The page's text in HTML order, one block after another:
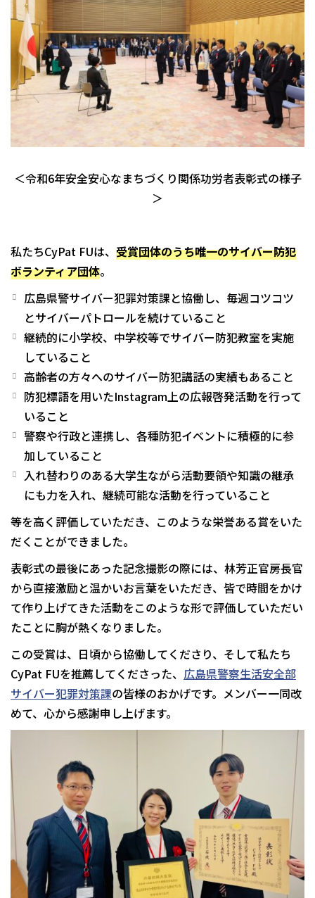
＜令和6年安全安心なまちづくり関係功労者表彰式の様子
＞
私たちCyPat FUは、 受賞団体のうち唯一のサイバー防犯
ボランティア団体。
広島県警サイバー犯罪対策課と協働し、毎週コツコツ
とサイバーパトロールを続けていること
継続的に小学校、中学校等でサイバー防犯教室を実施
していること
高齢者の方々へのサイバー防犯講話の実績もあること
防犯標語を用いたInstagram上の広報啓発活動を行って
いること
警察や行政と連携し、各種防犯イベントに積極的に参
加していること
入れ替わりのある大学生ながら活動要領や知識の継承
にも力を入れ、継続可能な活動を行っていること
等を高く評価していただき、このような栄誉ある賞をいた
だくことができました。
表彰式の最後にあった記念撮影の際には、林芳正官房長官
から直接激励と温かいお言葉をいただき、皆で時間をかけ
て作り上げてきた活動をこのような形で評価していただい
たことに胸が熱くなりました。
この受賞は、日頃から協働してくださり、そして私たち
CyPat FUを推薦してくださった、 広島県警察生活安全部
サイバー犯罪対策課の皆様のおかげです。メンバー一同改
めて、心から感謝申し上げます。